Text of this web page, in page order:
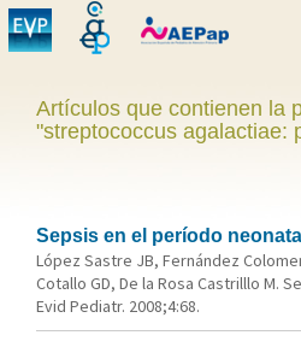
Artículos que contienen la
"streptococcus agalactiae:
Sepsis en el período neonatal
López Sastre JB, Fernández
Cotallo GD, De la Rosa Castrilllo M.
Evid Pediatr. 2008;4:68.